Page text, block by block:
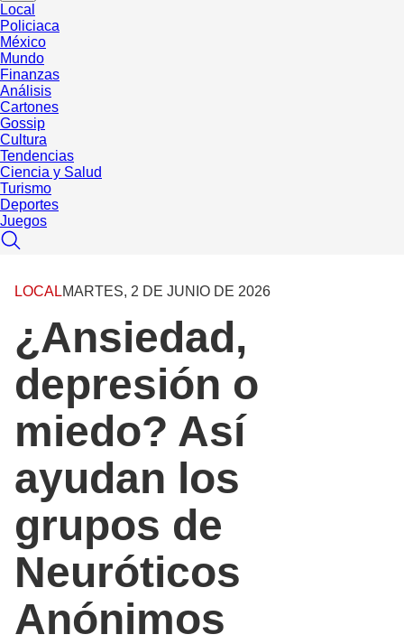
Local
Policiaca
México
Mundo
Finanzas
Análisis
Cartones
Gossip
Cultura
Tendencias
Ciencia y Salud
Turismo
Deportes
Juegos
LOCALMARTES, 2 DE JUNIO DE 2026
¿Ansiedad,
depresión o
miedo? Así
ayudan los
grupos de
Neuróticos
Anónimos